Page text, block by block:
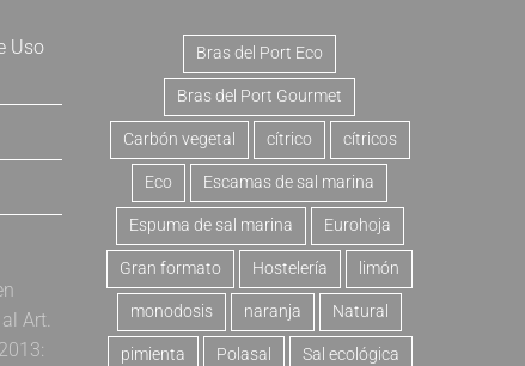
Uso
Art.
Bras del Port Eco
Bras del Port Gourmet
Carbón vegetal cítrico cítricos
Eco Escamas de sal marina
Espuma de sal marina Eurohoja
Gran formato Hostelería limón
monodosis naranja Natural
pimienta Polasal Sal ecológica